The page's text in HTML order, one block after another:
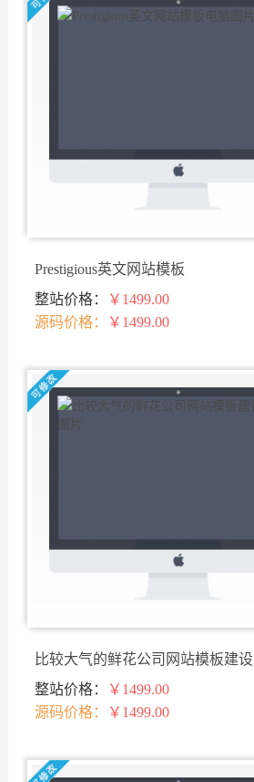
Prestigious英文网站模板
整站价格：
￥1499.00
源码价格：
￥1499.00
比较大气的鲜花公司网站模板建设
整站价格：
￥1499.00
源码价格：
￥1499.00